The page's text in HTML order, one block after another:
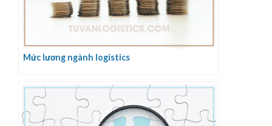
Mức lương ngành logistics